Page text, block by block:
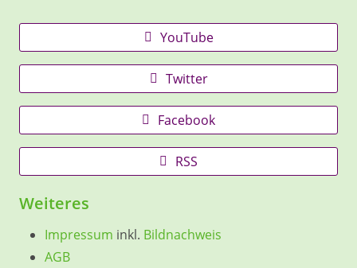
YouTube
Twitter
Facebook
RSS
Weiteres
Impressum inkl. Bildnachweis
AGB